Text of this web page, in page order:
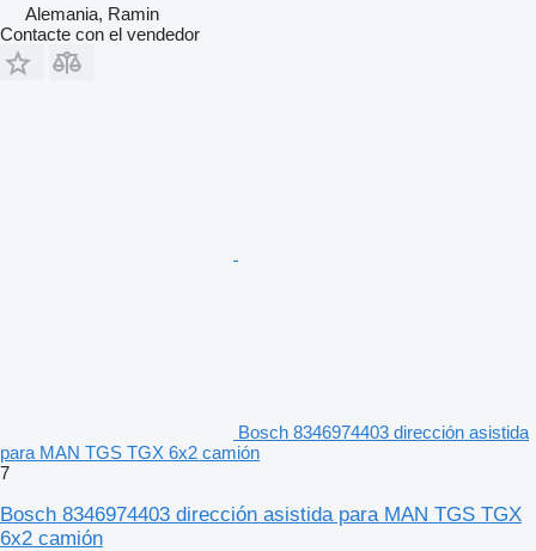
Alemania, Ramin
Contacte con el vendedor
Bosch 8346974403 dirección asistida
para MAN TGS TGX 6x2 camión
7
Bosch 8346974403 dirección asistida para MAN TGS TGX
6x2 camión